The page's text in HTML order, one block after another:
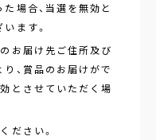
場合、当選を無効と
ます。
お届け先ご住所及び
、賞品のお届けがで
とさせていただく場
ださい。